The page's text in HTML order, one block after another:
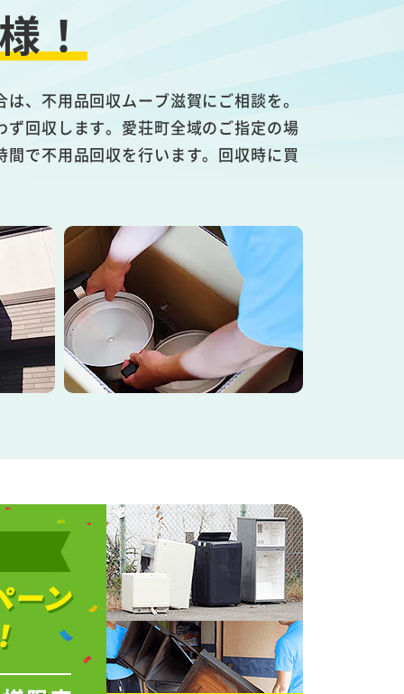
！
、不用品回収ムーブ滋賀にご相談を。
ず回収します。愛荘町全域のご指定の場
間で不用品回収を行います。回収時に買